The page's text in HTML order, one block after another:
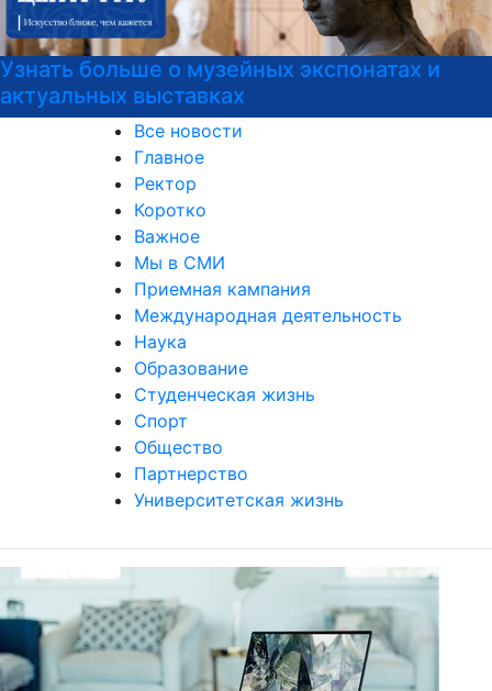
и РГГУ — территория вежливости
Все новости
Главное
Ректор
Коротко
Важное
Мы в СМИ
Приемная кампания
Международная деятельность
Наука
Образование
Студенческая жизнь
Спорт
Общество
Партнерство
Университетская жизнь